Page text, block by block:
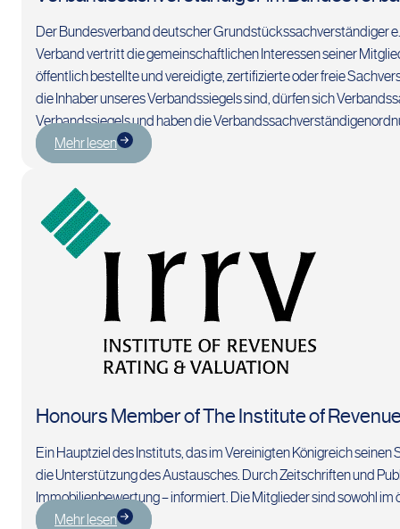
Der Bundesverband deutscher Grundstückssachverständiger
Verband vertritt die gemeinschaftlichen Interessen seiner
öffentlich bestellte und vereidigte, zertifizierte oder freie
die Inhaber unseres Verbandssiegels sind, dürfen sich
Verbandssiegels und haben die
Mehr lesen
Honours Member of The Institute of
Ein Hauptziel des Instituts, das im Vereinigten Königreich
die Unterstützung des Austausches. Durch Zeitschriften und
Immobilienbewertung – informiert. Die Mitglieder sind sowohl
Mehr lesen